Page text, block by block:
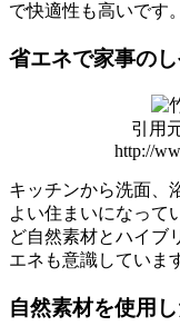
で快適性も高いです。
省エネで家事の
引用
http://
キッチンから洗面、
よい住まいになって
ど自然素材とハイブ
エネも意識していま
自然素材を使用